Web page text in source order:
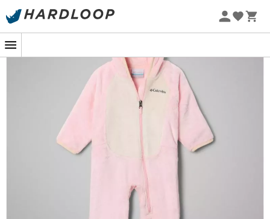
-5% Extra - Code Summer5